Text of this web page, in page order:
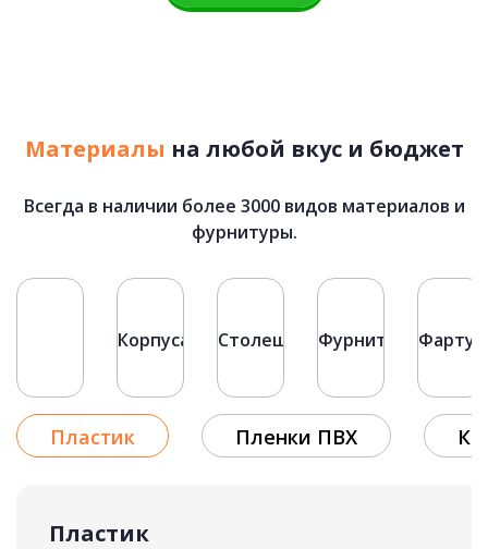
Майя
45 060 руб.
Рассчитать стоимость
Материалы на любой вкус и бюджет
Всегда в наличии более 3000 видов материалов и
фурнитуры.
Корпуса СтолешницыФурнитура
Пластик Пленки ПВХ
Пластик